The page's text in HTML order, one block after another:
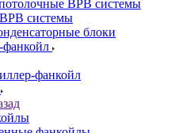
ВРВ системы
системы
блоки
фанкойл